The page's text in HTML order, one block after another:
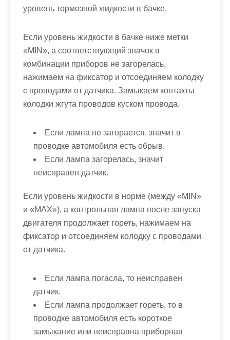
уровень тормозной жидкости в бачке.
Если уровень жидкости в бачке ниже метки
«MIN», а соответствующий значок в
комбинации приборов не загорелась,
нажимаем на фиксатор и отсоединяем колодку
с проводами от датчика. Замыкаем контакты
колодки жгута проводов куском провода.
Если лампа не загорается, значит в
проводке автомобиля есть обрыв.
Если лампа загорелась, значит
неисправен датчик.
Если уровень жидкости в норме (между «MIN»
и «MAX»), а контрольная лампа после запуска
двигателя продолжает гореть, нажимаем на
фиксатор и отсоединяем колодку с проводами
от датчика.
Если лампа погасла, то неисправен
датчик.
Если лампа продолжает гореть, то в
проводке автомобиля есть короткое
замыкание или неисправна приборная